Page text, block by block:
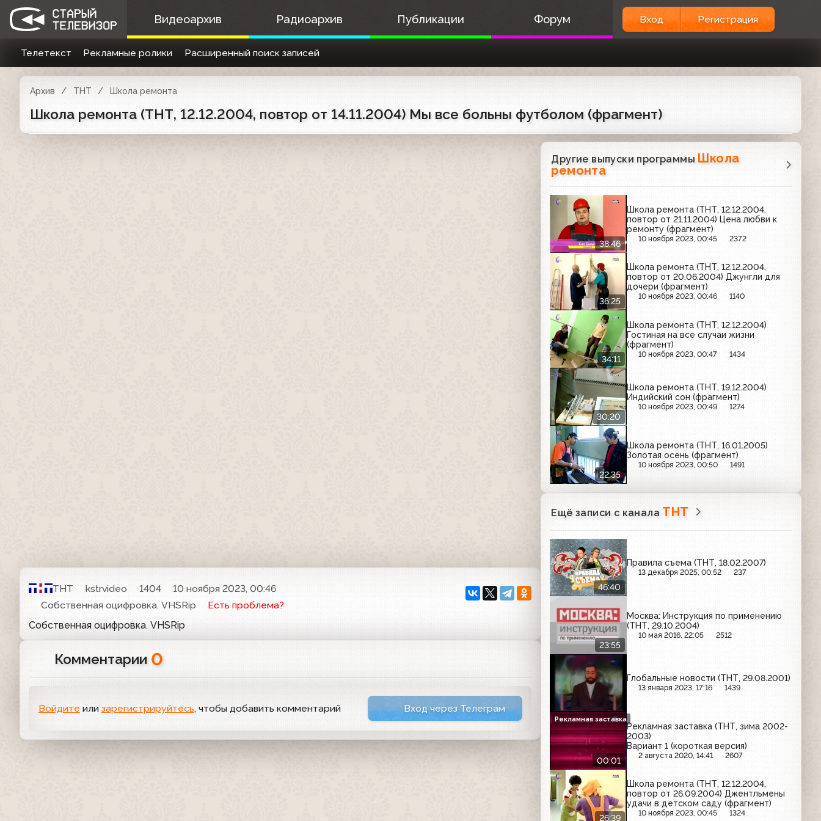
Видеоархив Радиоархив Публикации Форум Вход Регистрация
Телетекст Рекламные ролики Расширенный поиск записей
Архив ТНТ Школа ремонта
Школа ремонта (ТНТ, 12.12.2004, повтор от 14.11.2004) Мы все больны футболом (фрагмент)
ТНТ kstrvideo 1404
10 ноября 2023, 00:46
Собственная оцифровка. VHSRip
Есть проблема?
Собственная оцифровка. VHSRip
Комментарии 0
Войдите или зарегистрируйтесь, чтобы добавить комментарий Вход через Телеграм
Другие выпуски программы Школа
ремонта
38:46
Школа ремонта (ТНТ, 12.12.2004,
повтор от 21.11.2004) Цена любви к
ремонту (фрагмент)
10 ноября 2023, 00:45 2372
36:25
Школа ремонта (ТНТ, 12.12.2004,
повтор от 20.06.2004) Джунгли для
дочери (фрагмент)
10 ноября 2023, 00:46 1140
34:11
Школа ремонта (ТНТ, 12.12.2004)
Гостиная на все случаи жизни
(фрагмент)
10 ноября 2023, 00:47 1434
30:20
Школа ремонта (ТНТ, 19.12.2004)
Индийский сон (фрагмент)
10 ноября 2023, 00:49 1274
22:35
Школа ремонта (ТНТ, 16.01.2005)
Золотая осень (фрагмент)
10 ноября 2023, 00:50 1491
Ещё записи с канала ТНТ
46:40
Правила съема (ТНТ, 18.02.2007)
13 декабря 2025, 00:52 237
23:55
Москва: Инструкция по применению
(ТНТ, 29.10.2004)
10 мая 2016, 22:05 2512
Глобальные новости (ТНТ, 29.08.2001)
13 января 2023, 17:16 1439
00:01
Рекламная заставка (ТНТ, зима 2002-
2003)
Вариант 1 (короткая версия)
2 августа 2020, 14:41 2607
Рекламная заставка
26:39
Школа ремонта (ТНТ, 12.12.2004,
повтор от 26.09.2004) Джентльмены
удачи в детском саду (фрагмент)
10 ноября 2023, 00:45 1324